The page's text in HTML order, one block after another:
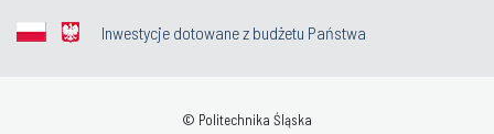
Inwestycje dotowane z budżetu Państwa
© Politechnika Śląska